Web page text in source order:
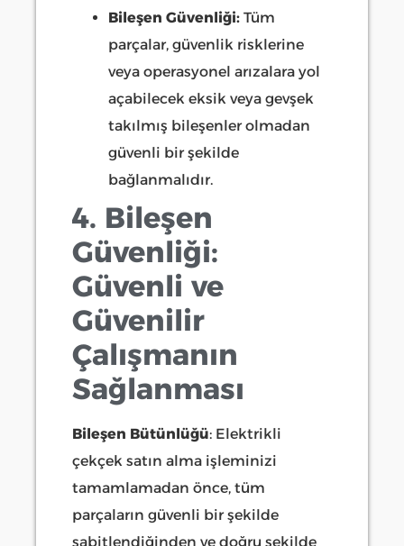
Bileşen Güvenliği: Tüm
parçalar, güvenlik risklerine
veya operasyonel arızalara yol
açabilecek eksik veya gevşek
takılmış bileşenler olmadan
güvenli bir şekilde
bağlanmalıdır.
4. Bileşen
Güvenliği:
Güvenli ve
Güvenilir
Çalışmanın
Sağlanması
Bileşen Bütünlüğü: Elektrikli
çekçek satın alma işleminizi
tamamlamadan önce, tüm
parçaların güvenli bir şekilde
sabitlendiğinden ve doğru şekilde